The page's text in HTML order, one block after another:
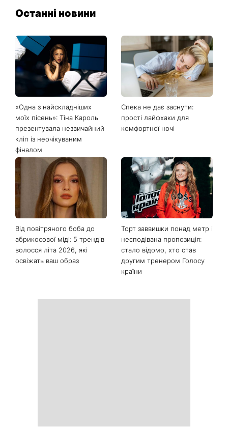
Останні новини
«Одна з найскладніших
моїх пісень»: Тіна Кароль
презентувала незвичайний
кліп із неочікуваним
фіналом
Спека не дає заснути:
прості лайфхаки для
комфортної ночі
Від повітряного боба до
абрикосової міді: 5 трендів
волосся літа 2026, які
освіжать ваш образ
Торт заввишки понад метр і
несподівана пропозиція:
стало відомо, хто став
другим тренером Голосу
країни